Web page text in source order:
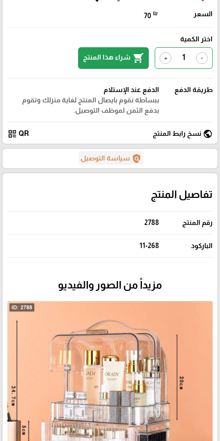
السعر 70 ₪
اختر الكمية
-
+
shopping_cart شراء هذا المنتج
طريقة الدفع
الدفع عند الإستلام
ببساطة نقوم بايصال المنتج لغاية منزلك وتقوم
بدفع الثمن لموظف التوصيل.
public نسخ رابط المنتج QR
qr_code
policy سياسة التوصيل
تفاصيل المنتج
رقم المنتج 2788
الباركود 11-268
مزيداً من الصور والفيديو